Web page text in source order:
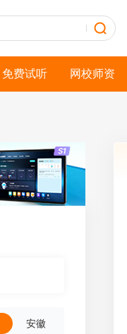
免费试听 网校师资
安徽